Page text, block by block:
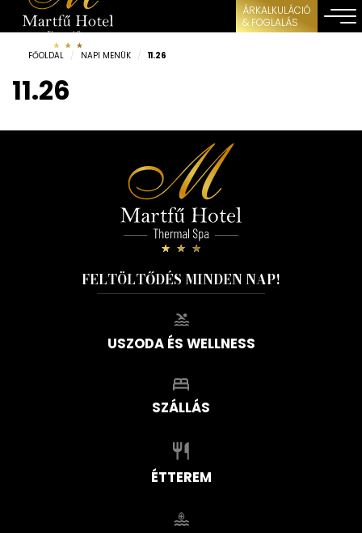
ÁRKALKULÁCIÓ
& FOGLALÁS
FŐOLDAL / NAPI MENÜK / 11.26
11.26
FELTÖLTŐDÉS MINDEN NAP!
USZODA ÉS WELLNESS
SZÁLLÁS
ÉTTEREM